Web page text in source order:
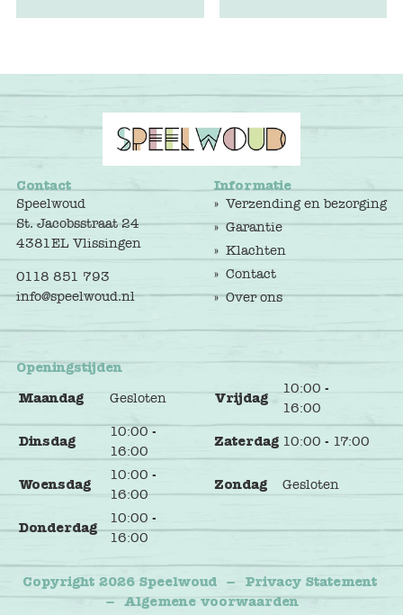
Contact
Speelwoud
St. Jacobsstraat 24
4381EL Vlissingen
0118 851 793
info@speelwoud.nl
Informatie
Verzending en bezorging
Garantie
Klachten
Contact
Over ons
Openingstijden
Maandag
Gesloten Vrijdag
10:00 -
16:00
Dinsdag
10:00 -
16:00
Zaterdag 10:00 - 17:00
Woensdag
10:00 -
16:00
Zondag Gesloten
Donderdag
10:00 -
16:00
Copyright 2026 Speelwoud –
Privacy Statement
– Algemene voorwaarden